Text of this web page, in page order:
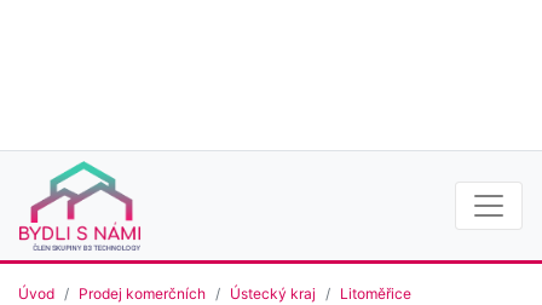
Úvod Prodej komerčních Ústecký kraj Litoměřice